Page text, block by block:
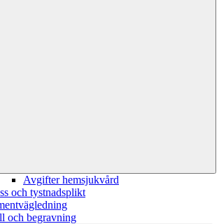
Avgifter hemsjukvård
och tystnadsplikt
och begravning